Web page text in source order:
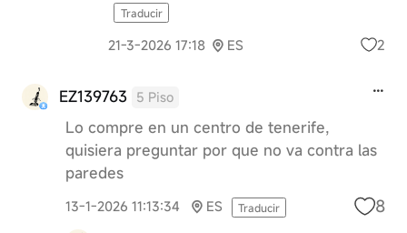
Traducir
21-3-2026 17:18 ES 2
EZ139763 5 Piso
Lo compre en un centro de tenerife,
quisiera preguntar por que no va contra las
paredes
13-1-2026 11:13:34 ES Traducir 8